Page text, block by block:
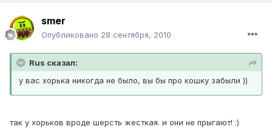
smer
Опубликовано 28 сентября, 2010
Rus сказал:
у вас хорька никогда не было, вы бы про кошку забыли ))
так у хорьков вроде шерсть жесткая. и они не прыгают! :)